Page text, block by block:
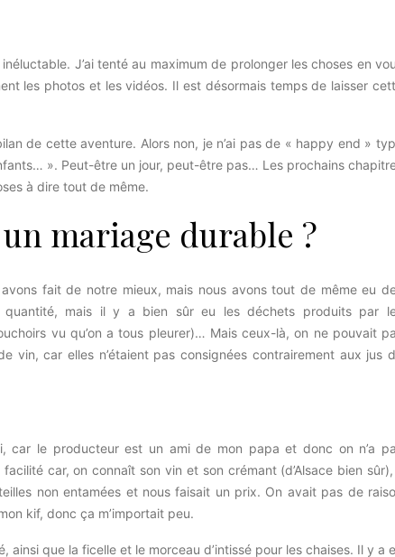
J’ai tenté au maximum de prolonger les choses en
les photos et les vidéos. Il est désormais temps de laisser
de cette aventure. Alors non, je n’ai pas de « happy end »
». Peut-être un jour, peut-être pas… Les prochains
à dire tout de même.
mariage durable ?
fait de notre mieux, mais nous avons tout de même eu
mais il y a bien sûr eu les déchets produits par
vu qu’on a tous pleurer)… Mais ceux-là, on ne pouvait
vin, car elles n’étaient pas consignées contrairement aux jus
car le producteur est un ami de mon papa et donc on n’a
car, on connaît son vin et son crémant (d’Alsace bien
non entamées et nous faisait un prix. On avait pas de
kif, donc ça m’importait peu.
ainsi que la ficelle et le morceau d’intissé pour les chaises. Il y a